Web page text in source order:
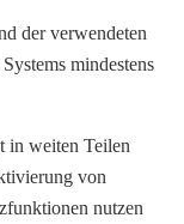
der verwendeten
mindestens
in weiten Teilen
von
nutzen